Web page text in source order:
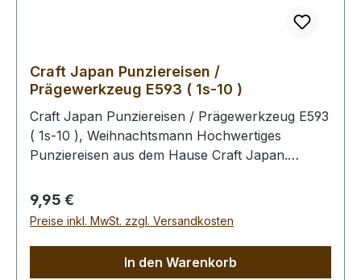
Craft Japan Punziereisen /
Prägewerkzeug E593 ( 1s-10 )
Craft Japan Punziereisen / Prägewerkzeug E593
( 1s-10 ), Weihnachtsmann Hochwertiges
Punziereisen aus dem Hause Craft Japan.
Serie an Punziereisen aus. Abmessungen: Breite:
9 mm, Länge: 12,5 mm Zum Punzieren des
Leders bitte die Oberfläche mit einem Schwamm
muss saugfähig sein). Im Anschluss kann das
Regulärer Preis:
9,95 €
Preise inkl. MwSt. zzgl. Versandkosten
In den Warenkorb